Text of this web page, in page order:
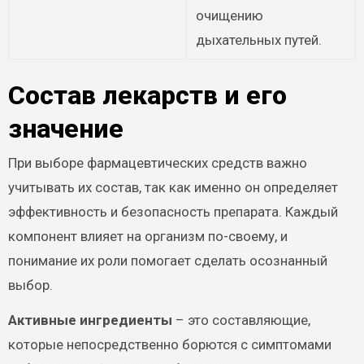
очищению
дыхательных путей.
Состав лекарств и его
значение
При выборе фармацевтических средств важно
учитывать их состав, так как именно он определяет
эффективность и безопасность препарата. Каждый
компонент влияет на организм по-своему, и
понимание их роли помогает сделать осознанный
выбор.
Активные ингредиенты – это составляющие,
которые непосредственно борются с симптомами